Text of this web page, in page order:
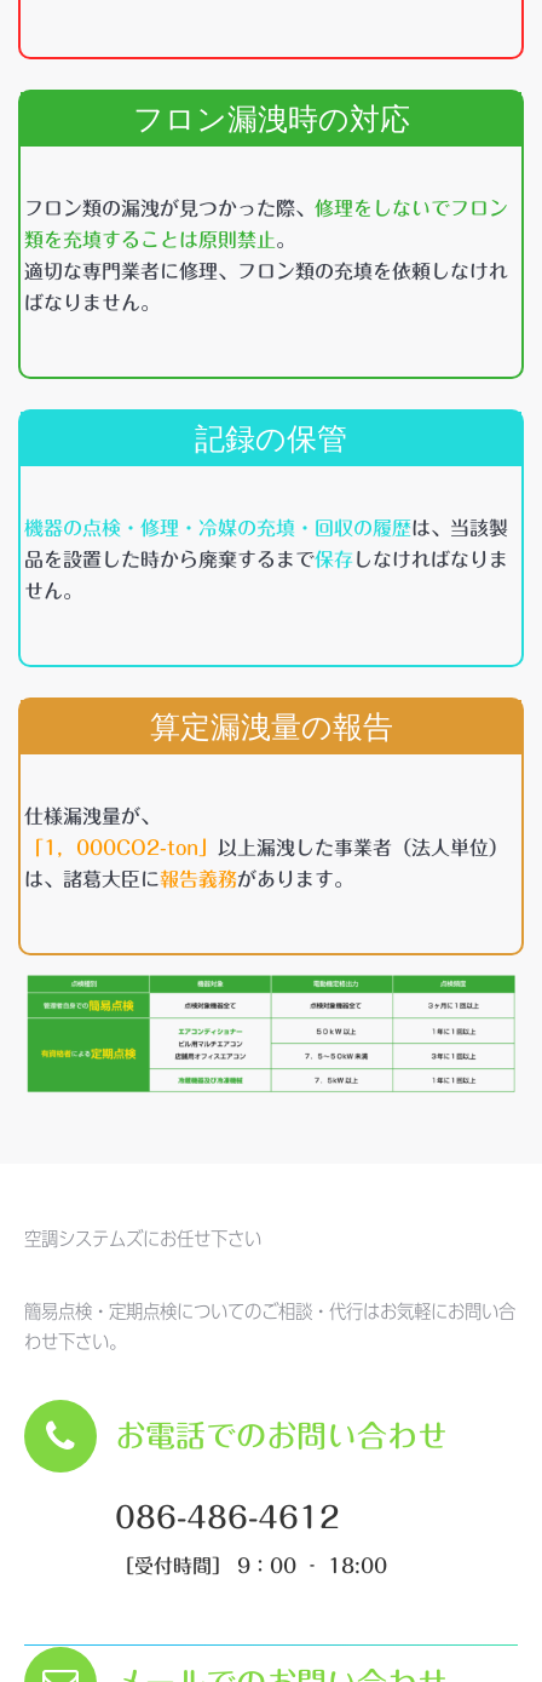
フロン漏洩時の対応
フロン類の漏洩が見つかった際、 修理をしないでフロン
類を充填することは原則禁止。
適切な専門業者に修理、フロン類の充填を依頼しなけれ
ばなりません。
記録の保管
機器の点検・修理・冷媒の充填・回収の履歴は、当該製
品を設置した時から廃棄するまで保存しなければなりま
せん。
算定漏洩量の報告
仕様漏洩量が、
「1，000CO2-ton」 以上漏洩した事業者（法人単位）
は、諸葛大臣に報告義務があります。
空調システムズにお任せ下さい
簡易点検・定期点検についてのご相談・代行はお気軽にお問い合
わせ下さい。
お電話でのお問い合わせ
086-486-4612
［受付時間］ 9：00 ‐ 18:00